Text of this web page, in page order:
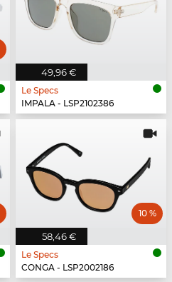
49,96 €
Le Specs
IMPALA - LSP2102386
58,46 €
10 %
Le Specs
CONGA - LSP2002186